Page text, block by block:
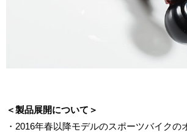
＜製品展開について＞
・2016年春以降モデルのスポーツバイクの